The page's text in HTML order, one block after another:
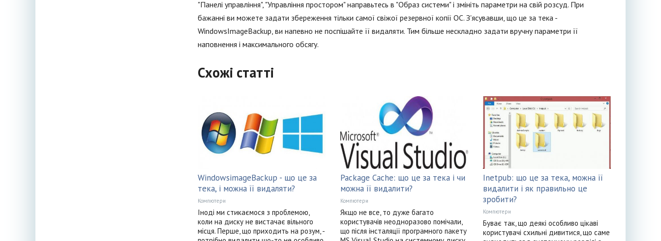
"Панелі управління", "Управління простором" направьтесь в "Образ системи" і змініть параметри на свій розсуд. При
бажанні ви можете задати збереження тільки самої свіжої резервної копії ОС. З'ясувавши, що це за тека -
WindowsImageBackup, ви напевно не поспішайте її видаляти. Тим більше нескладно задати вручну параметри її
наповнення і максимального обсягу.
Схожі статті
WindowsimageBackup - що це за
тека, і можна її видаляти?
Компютери
Іноді ми стикаємося з проблемою,
коли на диску не вистачає вільного
місця. Перше, що приходить на розум, -
Package Cache: що це за тека і чи
можна її видалити?
Компютери
Якщо не все, то дуже багато
користувачів неодноразово помічали,
що після інсталяції програмного пакету
Inetpub: що це за тека, можна її
видалити і як правильно це
зробити?
Компютери
Буває так, що деякі особливо цікаві
користувачі схильні дивитися, що саме